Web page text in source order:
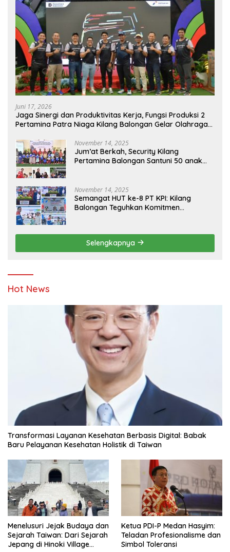
Juni 17, 2026
Jaga Sinergi dan Produktivitas Kerja, Fungsi Produksi 2
Pertamina Patra Niaga Kilang Balongan Gelar Olahraga
November 14, 2025
Jum’at Berkah, Security Kilang
Pertamina Balongan Santuni 50 anak
November 14, 2025
Semangat HUT ke-8 PT KPI: Kilang
Balongan Teguhkan Komitmen
Pendidikan
Selengkapnya
Hot News
Transformasi Layanan Kesehatan Berbasis Digital: Babak
Baru Pelayanan Kesehatan Holistik di Taiwan
Menelusuri Jejak Budaya dan
Sejarah Taiwan: Dari Sejarah
Jepang di Hinoki Village
Ketua PDI-P Medan Hasyim:
Teladan Profesionalisme dan
Simbol Toleransi